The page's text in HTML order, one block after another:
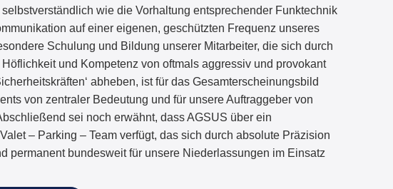
wie die Vorhaltung entsprechender Funktechnik
auf einer eigenen, geschützten Frequenz unseres
Schulung und Bildung unserer Mitarbeiter, die sich durch
und Kompetenz von oftmals aggressiv und provokant
abheben, ist für das Gesamterscheinungsbild
von zentraler Bedeutung und für unsere Auftraggeber von
sei noch erwähnt, dass AGSUS über ein
– Parking – Team verfügt, das sich durch absolute Präzision
permanent bundesweit für unsere Niederlassungen im Einsatz